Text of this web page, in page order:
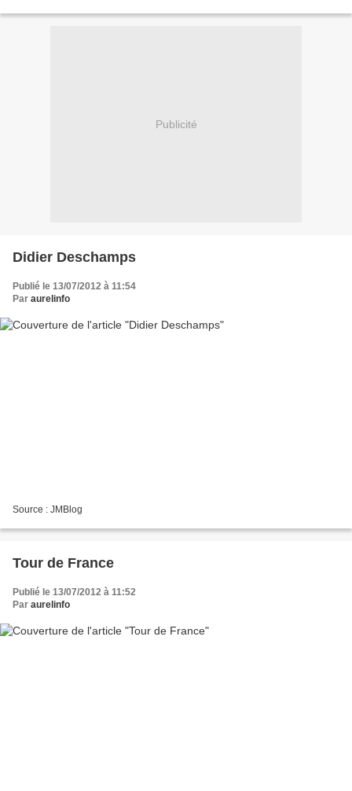
Publicité
Didier Deschamps
Publié le 13/07/2012 à 11:54
Par aurelinfo
Source : JMBlog
Tour de France
Publié le 13/07/2012 à 11:52
Par aurelinfo